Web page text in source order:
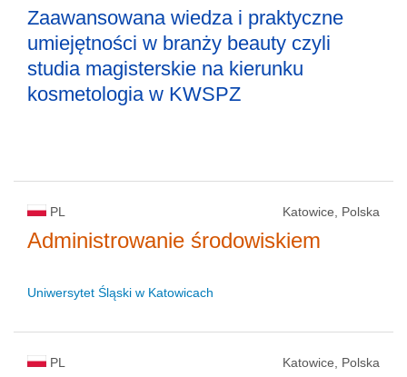
Zaawansowana wiedza i praktyczne
umiejętności w branży beauty czyli
studia magisterskie na kierunku
kosmetologia w KWSPZ
PL Katowice, Polska
Administrowanie środowiskiem
Uniwersytet Śląski w Katowicach
PL Katowice, Polska